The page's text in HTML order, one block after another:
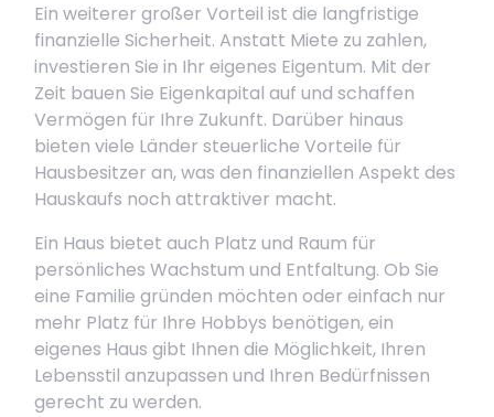
Ein weiterer großer Vorteil ist die langfristige
finanzielle Sicherheit. Anstatt Miete zu zahlen,
investieren Sie in Ihr eigenes Eigentum. Mit der
Zeit bauen Sie Eigenkapital auf und schaffen
Vermögen für Ihre Zukunft. Darüber hinaus
bieten viele Länder steuerliche Vorteile für
Hausbesitzer an, was den finanziellen Aspekt des
Hauskaufs noch attraktiver macht.
Ein Haus bietet auch Platz und Raum für
persönliches Wachstum und Entfaltung. Ob Sie
eine Familie gründen möchten oder einfach nur
mehr Platz für Ihre Hobbys benötigen, ein
eigenes Haus gibt Ihnen die Möglichkeit, Ihren
Lebensstil anzupassen und Ihren Bedürfnissen
gerecht zu werden.